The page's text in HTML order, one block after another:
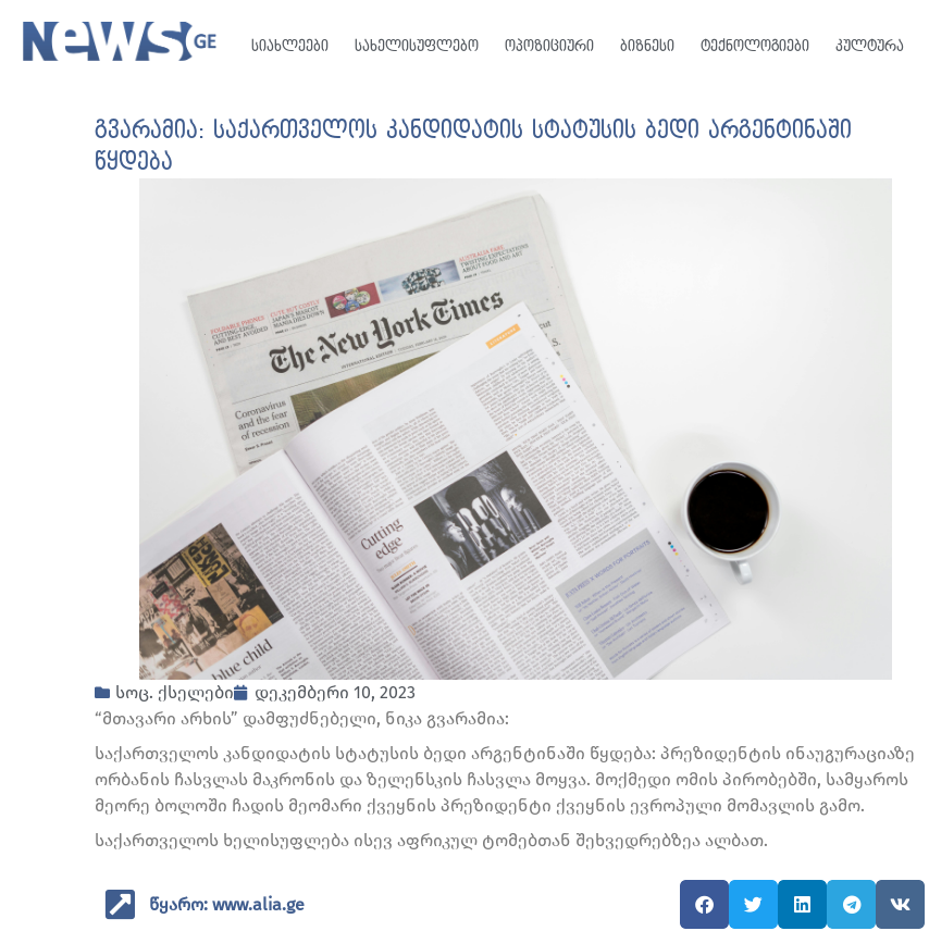
სიახლეები სახელისუფლებო ოპოზიციური ბიზნესი ტექნოლოგიები კულტურა
გვარამია: საქართველოს კანდიდატის სტატუსის ბედი არგენტინაში
წყდება
სოც. ქსელები
დეკემბერი 10, 2023
“მთავარი არხის” დამფუძნებელი, ნიკა გვარამია:
საქართველოს კანდიდატის სტატუსის ბედი არგენტინაში წყდება: პრეზიდენტის ინაუგურაციაზე
ორბანის ჩასვლას მაკრონის და ზელენსკის ჩასვლა მოყვა. მოქმედი ომის პირობებში, სამყაროს
მეორე ბოლოში ჩადის მეომარი ქვეყნის პრეზიდენტი ქვეყნის ევროპული მომავლის გამო.
საქართველოს ხელისუფლება ისევ აფრიკულ ტომებთან შეხვედრებზეა ალბათ.
წყარო: www.alia.ge